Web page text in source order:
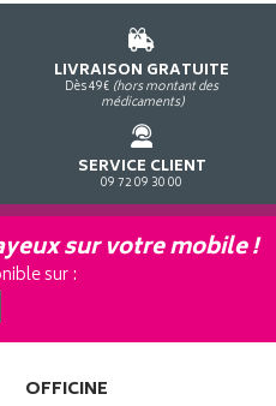
LIVRAISON GRATUITE
Dès 49€ (hors montant des
médicaments)
SERVICE CLIENT
09 72 09 30 00
sur votre mobile !
sur :
OFFICINE